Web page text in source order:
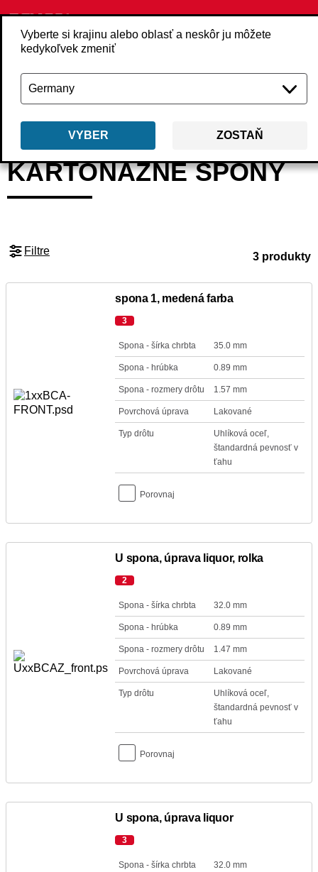
Vyberte si krajinu alebo oblasť a neskôr ju môžete
kedykoľvek zmeniť
VYBER ZOSTAŇ
Späť Produkty Upevňovacie prvky
KARTONÁŽNE SPONY
Filtre 3 produkty
spona 1, medená farba
3
Spona - šírka chrbta 35.0 mm
Spona - hrúbka 0.89 mm
Spona - rozmery drôtu 1.57 mm
Povrchová úprava Lakované
Typ drôtu
Uhlíková oceľ,
štandardná pevnosť v
ťahu
Porovnaj
U spona, úprava liquor, rolka
2
Spona - šírka chrbta 32.0 mm
Spona - hrúbka 0.89 mm
Spona - rozmery drôtu 1.47 mm
Povrchová úprava Lakované
Typ drôtu
Uhlíková oceľ,
štandardná pevnosť v
ťahu
Porovnaj
U spona, úprava liquor
3
Spona - šírka chrbta 32.0 mm